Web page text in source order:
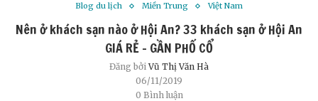
Blog du lịch Miền Trung Việt Nam
Nên ở khách sạn nào ở Hội An? 33 khách sạn ở Hội An
GIÁ RẺ – GẦN PHỐ CỔ
Đăng bởiVũ Thị Văn Hà
06/11/2019
0 Bình luận